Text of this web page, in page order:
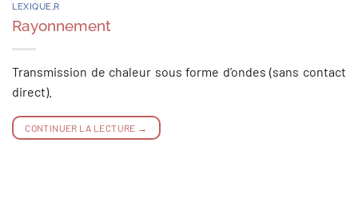
LEXIQUE,R
Rayonnement
Transmission de chaleur sous forme d’ondes (sans contact
direct).
CONTINUER LA LECTURE →